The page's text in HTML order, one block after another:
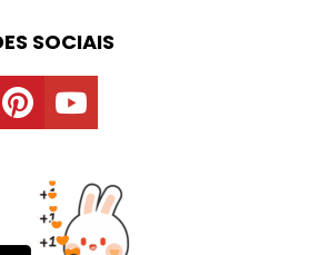
SOCIAIS
pinterestyoutube